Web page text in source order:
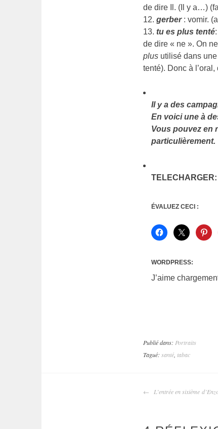
de dire Il. (Il y a…)
12. gerber: vomir.
13. tu es plus tenté
de dire « ne ». On
plus utilisé dans
tenté). Donc à
Il y a des
En voici une à
Vous pouvez en
particulièrement.
ÉVALUEZ CECI :
WORDPRESS:
J’aime
Publié dans: Portraits
Tagué: santé tabac
L’entrée en sixième